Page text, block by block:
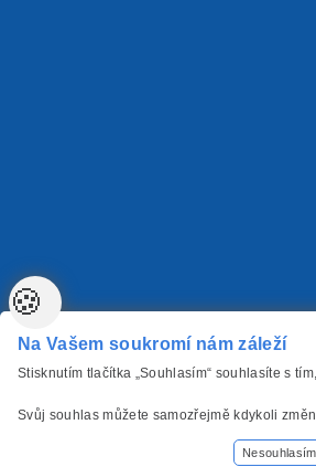
🍪
Na Vašem soukromí nám záleží
Stisknutím tlačítka „Souhlasím“ souhlasíte s
Svůj souhlas můžete samozřejmě kdykoli
Nesouhlasím